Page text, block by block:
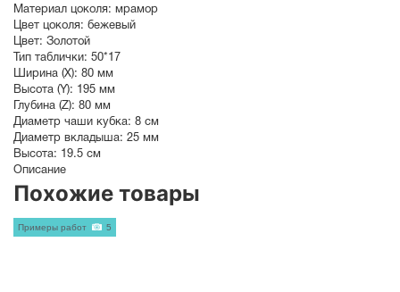
Материал цоколя: мрамор
Цвет цоколя: бежевый
Цвет: Золотой
Тип таблички: 50*17
Ширина (X): 80 мм
Высота (Y): 195 мм
Глубина (Z): 80 мм
Диаметр чаши кубка: 8 см
Диаметр вкладыша: 25 мм
Высота: 19.5 см
Описание
Похожие товары
Примеры работ 5